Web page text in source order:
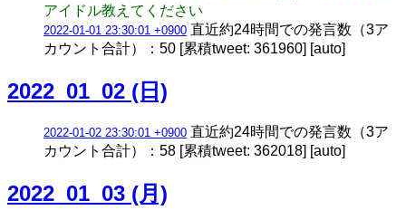
アイドル教えてください
2022-01-01 23:30:01 +0900 直近約24時間での発言数（3ア
カウント合計）：50 [累積tweet: 361960] [auto]
2022_01_02 (日)
2022-01-02 23:30:01 +0900 直近約24時間での発言数（3ア
カウント合計）：58 [累積tweet: 362018] [auto]
2022_01_03 (月)